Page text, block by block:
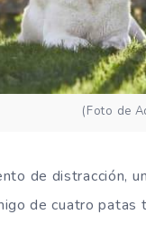
(Foto de
de distracción,
de cuatro